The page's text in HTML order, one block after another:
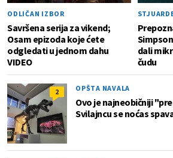
ODLIČAN IZBOR
Savršena serija za vikend;
Osam epizoda koje ćete
odgledati u jednom dahu
VIDEO
dali
čudu
2 OPŠTA NAVALA
Ovo je najneobičniji
Svilajncu se noćas